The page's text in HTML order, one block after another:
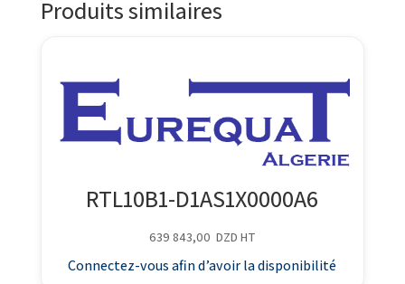
Produits similaires
RTL10B1-D1AS1X0000A6
639 843,00 DZD HT
Connectez-vous afin d’avoir la disponibilité